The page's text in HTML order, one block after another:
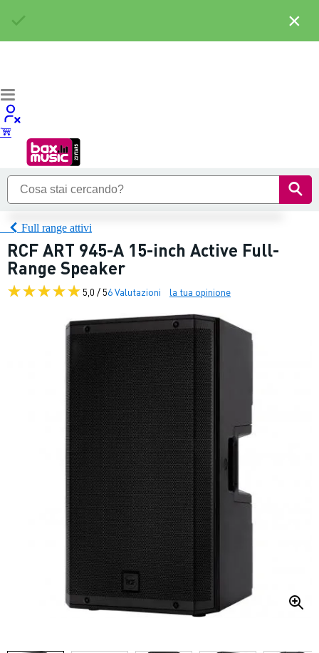
Full range attivi
RCF ART 945-A 15-inch Active Full-
Range Speaker
5,0 / 56 Valutazioni la tua opinione
×